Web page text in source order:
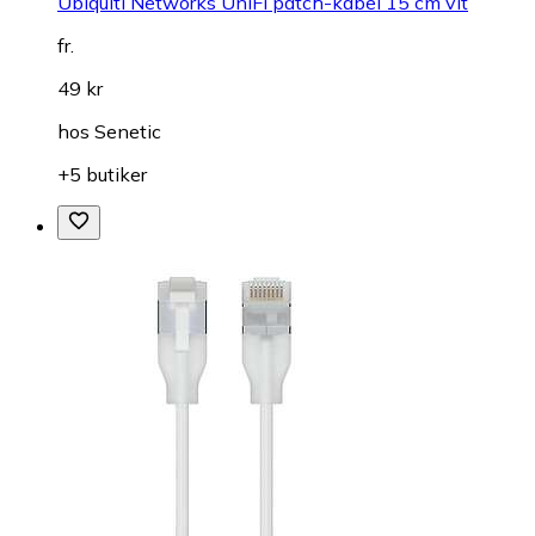
fr.
49 kr
hos Senetic
+5 butiker